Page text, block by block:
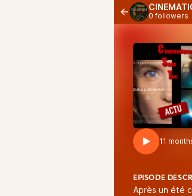
0 followers
11
EPISODE
Après un été